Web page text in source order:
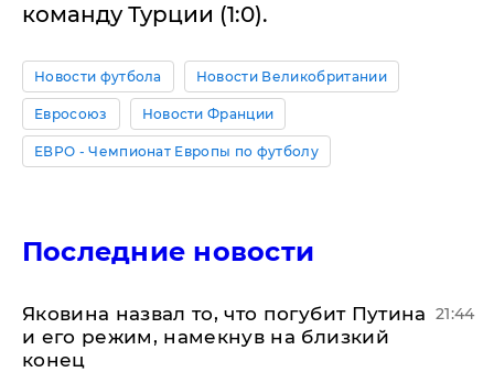
команду Турции (1:0).
Новости футбола Новости Великобритании
Евросоюз Новости Франции
ЕВРО - Чемпионат Европы по футболу
Последние новости
Яковина назвал то, что погубит Путина
и его режим, намекнув на близкий
конец
21:44